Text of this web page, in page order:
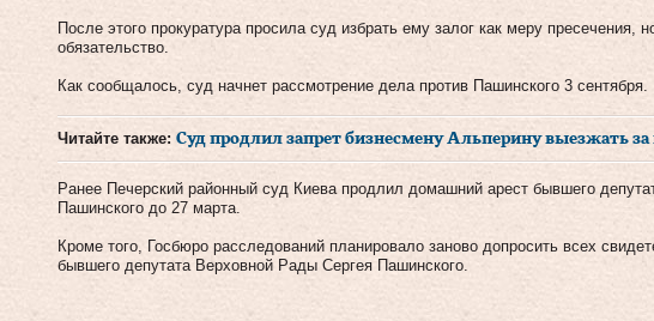
После этого прокуратура просила суд избрать ему залог как меру пресечения,
обязательство.
Как сообщалось, суд начнет рассмотрение дела против Пашинского 3 сентября.
Читайте также: Суд продлил запрет бизнесмену Альперину выезжать за
Ранее Печерский районный суд Киева продлил домашний арест бывшего
Пашинского до 27 марта.
Кроме того, Госбюро расследований планировало заново допросить всех
бывшего депутата Верховной Рады Сергея Пашинского.